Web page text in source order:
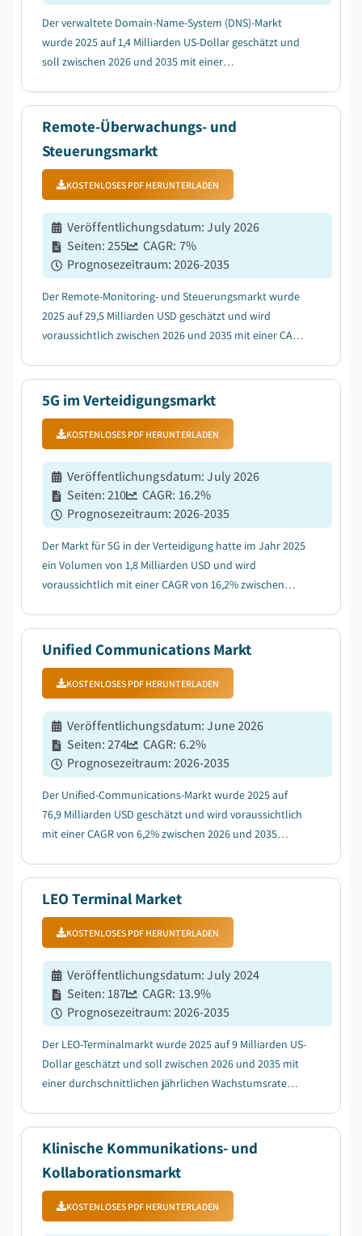
Der verwaltete Domain-Name-System (DNS)-Markt
wurde 2025 auf 1,4 Milliarden US-Dollar geschätzt und
soll zwischen 2026 und 2035 mit einer
Internetpenetration weltweit....
Remote-Überwachungs- und
Steuerungsmarkt
KOSTENLOSES PDF HERUNTERLADEN
Veröffentlichungsdatum:July 2026
Seiten:255 CAGR: 7%
Prognosezeitraum:2026-2035
Der Remote-Monitoring- und Steuerungsmarkt wurde
2025 auf 29,5 Milliarden USD geschätzt und wird
voraussichtlich zwischen 2026 und 2035 mit einer CAGR
5G im Verteidigungsmarkt
KOSTENLOSES PDF HERUNTERLADEN
Veröffentlichungsdatum:July 2026
Seiten:210 CAGR: 16.2%
Prognosezeitraum:2026-2035
Der Markt für 5G in der Verteidigung hatte im Jahr 2025
ein Volumen von 1,8 Milliarden USD und wird
voraussichtlich mit einer CAGR von 16,2% zwischen
Unified Communications Markt
KOSTENLOSES PDF HERUNTERLADEN
Veröffentlichungsdatum:June 2026
Seiten:274 CAGR: 6.2%
Prognosezeitraum:2026-2035
Der Unified-Communications-Markt wurde 2025 auf
76,9 Milliarden USD geschätzt und wird voraussichtlich
mit einer CAGR von 6,2% zwischen 2026 und 2035
LEO Terminal Market
KOSTENLOSES PDF HERUNTERLADEN
Veröffentlichungsdatum:July 2024
Seiten:187 CAGR: 13.9%
Prognosezeitraum:2026-2035
Der LEO-Terminalmarkt wurde 2025 auf 9 Milliarden US-
Dollar geschätzt und soll zwischen 2026 und 2035 mit
einer durchschnittlichen jährlichen Wachstumsrate
von LEO-Satellitenkonstellationen....
Klinische Kommunikations- und
Kollaborationsmarkt
KOSTENLOSES PDF HERUNTERLADEN